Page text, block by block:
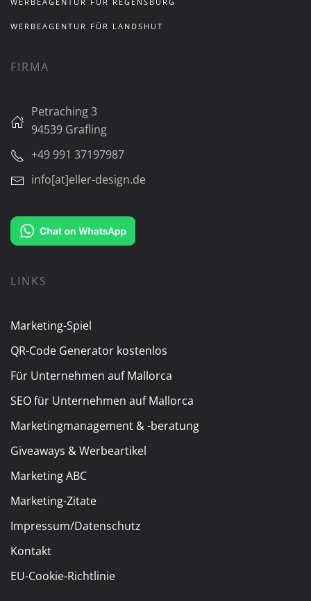
WERBEAGENTUR FÜR LANDSHUT
FIRMA
Petraching 3
94539 Grafling
+49 991 37197987
info[at]eller-design.de
LINKS
Marketing-Spiel
QR-Code Generator kostenlos
Für Unternehmen auf Mallorca
SEO für Unternehmen auf Mallorca
Marketingmanagement & -beratung
Giveaways & Werbeartikel
Marketing ABC
Marketing-Zitate
Impressum/Datenschutz
Kontakt
EU-Cookie-Richtlinie